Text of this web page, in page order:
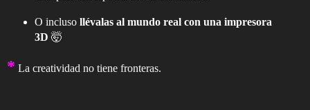
O incluso llévalas al mundo real con una impresora
3D 🤯
* La creatividad no tiene fronteras.